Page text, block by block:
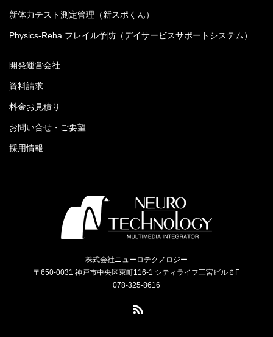
新体力テスト測定管理（新スポくん）
Physics-Reha フレイル予防（デイサービスサポートシステム）
開発運営会社
資料請求
料金お見積り
お問い合せ・ご要望
採用情報
株式会社ニューロテクノロジー
〒650-0031 神戸市中央区東町116-1 シティライフ三宮ビル６F
078-325-8616